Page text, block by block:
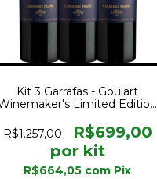
Kit 3 Garrafas - Goulart
Limited Edition
R$1.257,00
R$699,00
R$664,05 com Pix